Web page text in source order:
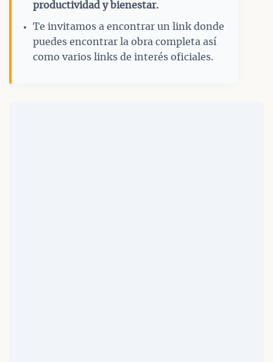
productividad y bienestar.
Te invitamos a encontrar un link donde
puedes encontrar la obra completa así
como varios links de interés oficiales.